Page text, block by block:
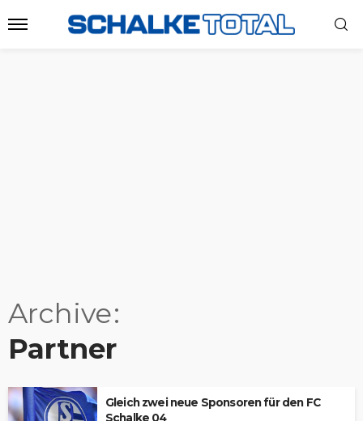
Archive
Partner
Gleich zwei neue Sponsoren für den FC
Schalke 04